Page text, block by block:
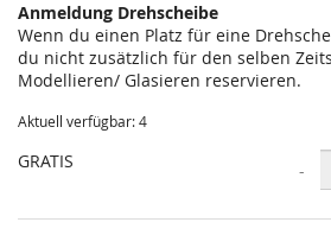
Anmeldung Drehscheibe
Wenn du einen Platz für eine
du nicht zusätzlich für den selben
Modellieren/ Glasieren reservieren.
Aktuell verfügbar: 4
GRATIS -